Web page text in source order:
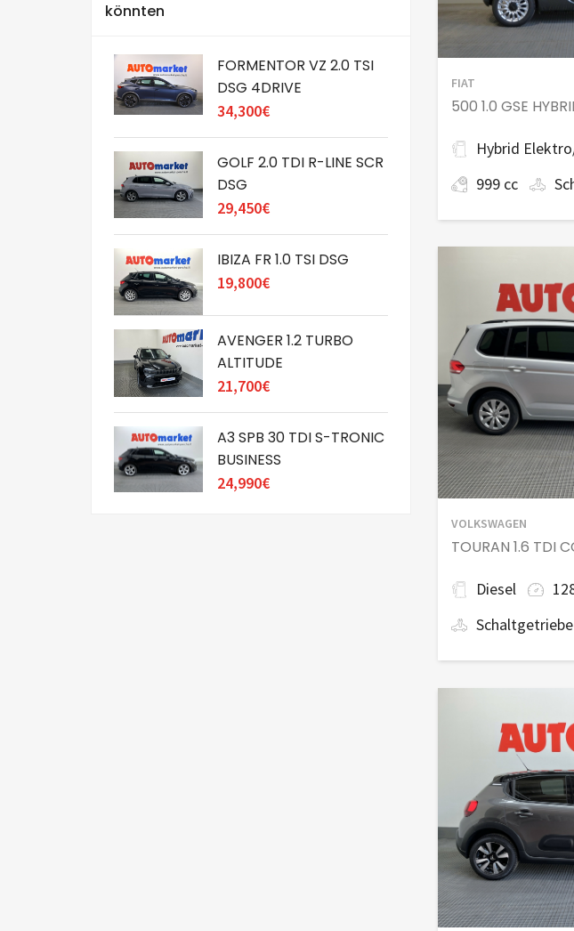
FIAT
500 1.0 GSE
Hybrid
999 cc
VOLKSWAGEN
TOURAN 1.6 TDI
Diesel
Schaltgetriebe
könnten
FORMENTOR VZ 2.0 TSI
DSG 4DRIVE
34,300€
GOLF 2.0 TDI R-LINE SCR
DSG
29,450€
IBIZA FR 1.0 TSI DSG
19,800€
AVENGER 1.2 TURBO
ALTITUDE
21,700€
A3 SPB 30 TDI S-TRONIC
BUSINESS
24,990€